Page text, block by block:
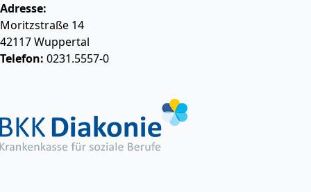
Adresse:
Moritzstraße 14
42117Wuppertal
Telefon: 0231.5557-0